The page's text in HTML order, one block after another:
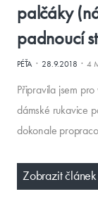
palčáky
padnoucí
PÉŤA· 28.9.2018 ·4
Připravila jsem
dámské rukavice
dokonale
Zobrazit článek